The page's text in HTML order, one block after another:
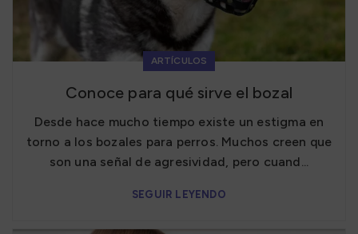
ARTÍCULOS
Conoce para qué sirve el bozal
Desde hace mucho tiempo existe un estigma en
torno a los bozales para perros. Muchos creen que
son una señal de agresividad, pero cuand...
SEGUIR LEYENDO